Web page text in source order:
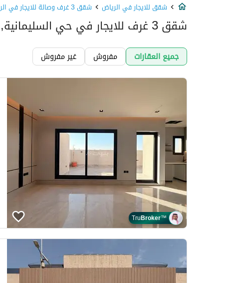
شقق للايجار في الرياض شقق 3 غرف وصالة للايجار في الرياض
شقق 3 غرف للايجار في حي السليمانية, الرياض
جميع العقارات مفروش غير مفروش
TruBroker™